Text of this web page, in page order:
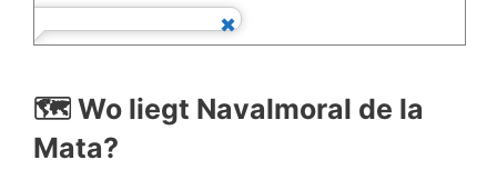
🗺️ Wo liegt Navalmoral de la
Mata?